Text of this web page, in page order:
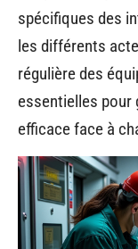
spécifiques des
les différents
régulière des
essentielles pour
efficace face à